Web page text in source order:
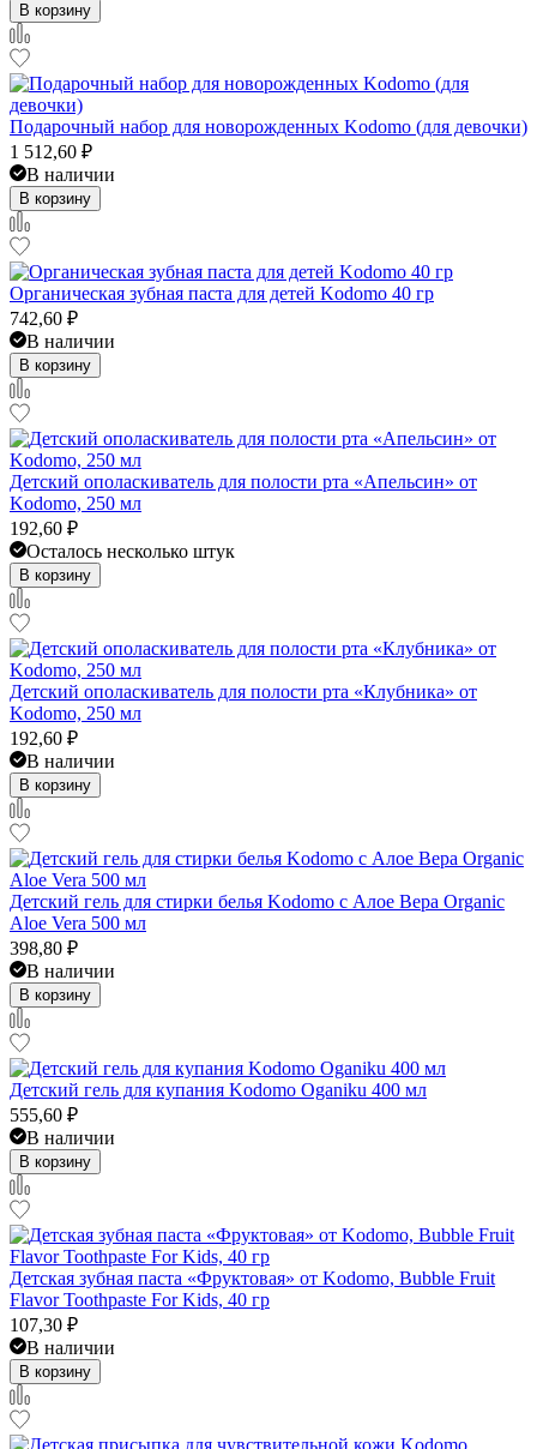
В корзину
Подарочный набор для новорожденных Kodomo (для девочки)
1 512,60 ₽
В наличии
В корзину
Органическая зубная паста для детей Kodomo 40 гр
742,60 ₽
В наличии
В корзину
Детский ополаскиватель для полости рта «Апельсин» от
Kodomo, 250 мл
192,60 ₽
Осталось несколько штук
В корзину
Детский ополаскиватель для полости рта «Клубника» от
Kodomo, 250 мл
192,60 ₽
В наличии
В корзину
Детский гель для стирки белья Kodomo с Алое Вера Organic
Aloe Vera 500 мл
398,80 ₽
В наличии
В корзину
Детский гель для купания Kodomo Oganiku 400 мл
555,60 ₽
В наличии
В корзину
Детская зубная паста «Фруктовая» от Kodomo, Bubble Fruit
Flavor Toothpaste For Kids, 40 гр
107,30 ₽
В наличии
В корзину